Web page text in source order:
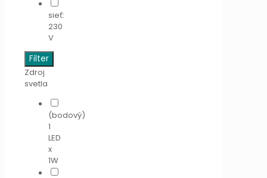
sieť:
230
V
Filter
Zdroj
svetla
(bodový)
1
LED
x
1W